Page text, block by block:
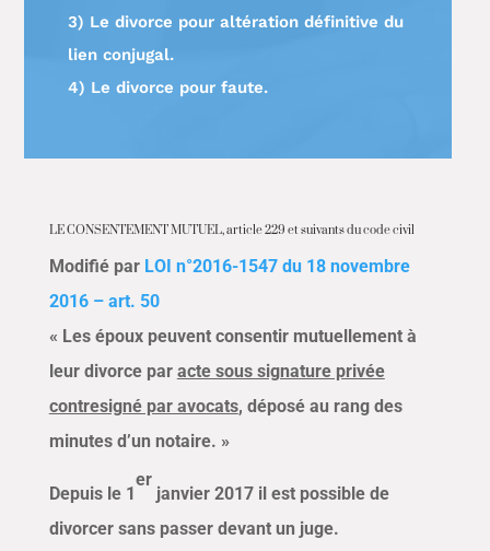
3) Le divorce pour altération définitive du
lien conjugal.
4) Le divorce pour faute.
LE CONSENTEMENT MUTUEL, article 229 et suivants du code civil
Modifié par LOI n°2016-1547 du 18 novembre
2016 – art. 50
« Les époux peuvent consentir mutuellement à
leur divorce par acte sous signature privée
contresigné par avocats, déposé au rang des
minutes d’un notaire. »
Depuis le 1
er
janvier 2017 il est possible de
divorcer sans passer devant un juge.